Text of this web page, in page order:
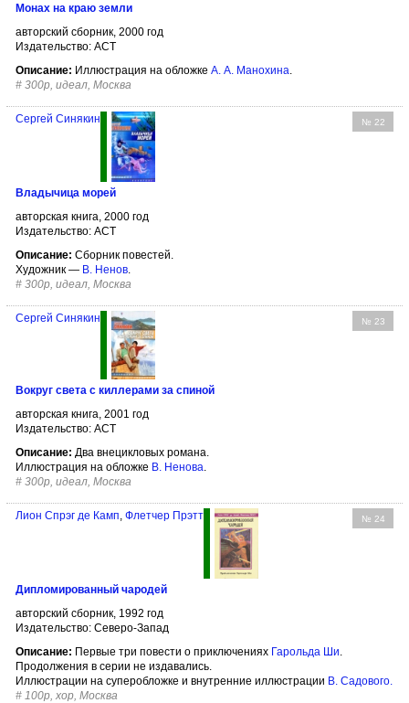
Монах на краю земли
авторский сборник, 2000 год
Издательство: АСТ
Описание: Иллюстрация на обложке А. А. Манохина.
# 300р, идеал, Москва
№ 22
Сергей Синякин
Владычица морей
авторская книга, 2000 год
Издательство: АСТ
Описание: Сборник повестей.
Художник — В. Ненов.
# 300р, идеал, Москва
№ 23
Сергей Синякин
Вокруг света с киллерами за спиной
авторская книга, 2001 год
Издательство: АСТ
Описание: Два внецикловых романа.
Иллюстрация на обложке В. Ненова.
# 300р, идеал, Москва
№ 24
Лион Спрэг де Камп, Флетчер Прэтт
Дипломированный чародей
авторский сборник, 1992 год
Издательство: Северо-Запад
Описание: Первые три повести о приключениях Гарольда Ши.
Продолжения в серии не издавались.
Иллюстрации на суперобложке и внутренние иллюстрации В. Садового.
# 100р, хор, Москва